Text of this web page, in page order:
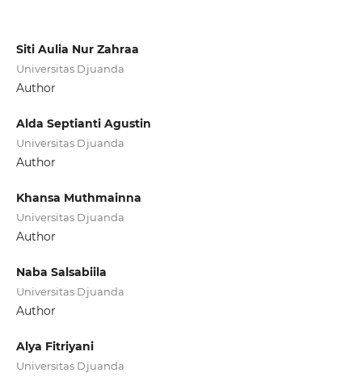
Siti Aulia Nur Zahraa
Universitas Djuanda
Author
Alda Septianti Agustin
Universitas Djuanda
Author
Khansa Muthmainna
Universitas Djuanda
Author
Naba Salsabiila
Universitas Djuanda
Author
Alya Fitriyani
Universitas Djuanda